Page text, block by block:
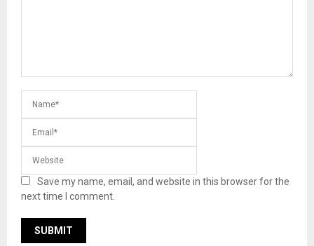
Save my name, email, and website in this browser for the
next time I comment.